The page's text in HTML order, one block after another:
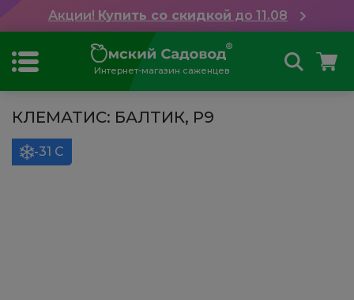
Акции! Купить со скидкой до 11.08
Интернет-магазин саженцев
КЛЕМАТИС: БАЛТИК, Р9
-31 С